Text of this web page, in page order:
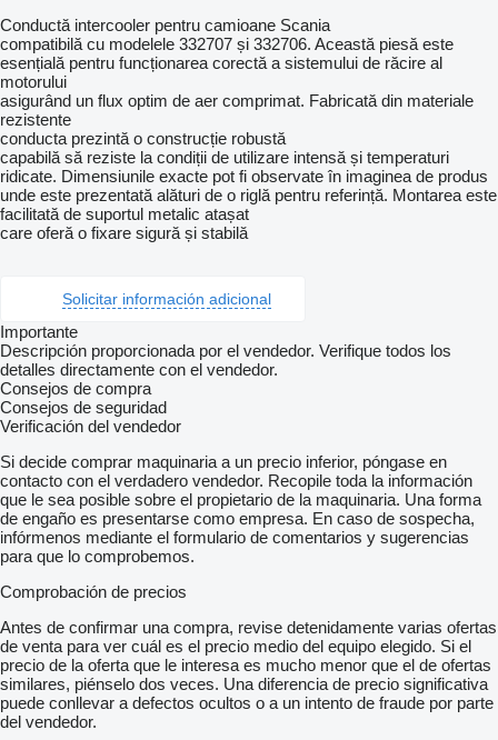
Conductă intercooler pentru camioane Scania
compatibilă cu modelele 332707 și 332706. Această piesă este
esențială pentru funcționarea corectă a sistemului de răcire al
motorului
asigurând un flux optim de aer comprimat. Fabricată din materiale
rezistente
conducta prezintă o construcție robustă
capabilă să reziste la condiții de utilizare intensă și temperaturi
ridicate. Dimensiunile exacte pot fi observate în imaginea de produs
unde este prezentată alături de o riglă pentru referință. Montarea este
facilitată de suportul metalic atașat
care oferă o fixare sigură și stabilă
Solicitar información adicional
Importante
Descripción proporcionada por el vendedor. Verifique todos los
detalles directamente con el vendedor.
Consejos de compra
Consejos de seguridad
Verificación del vendedor
Si decide comprar maquinaria a un precio inferior, póngase en
contacto con el verdadero vendedor. Recopile toda la información
que le sea posible sobre el propietario de la maquinaria. Una forma
de engaño es presentarse como empresa. En caso de sospecha,
infórmenos mediante el formulario de comentarios y sugerencias
para que lo comprobemos.
Comprobación de precios
Antes de confirmar una compra, revise detenidamente varias ofertas
de venta para ver cuál es el precio medio del equipo elegido. Si el
precio de la oferta que le interesa es mucho menor que el de ofertas
similares, piénselo dos veces. Una diferencia de precio significativa
puede conllevar a defectos ocultos o a un intento de fraude por parte
del vendedor.